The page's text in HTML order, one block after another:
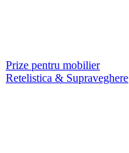
Prize pentru mobilier
Retelistica & Supraveghere